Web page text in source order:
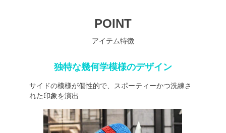
POINT
アイテム特徴
独特な幾何学模様のデザイン
サイドの模様が個性的で、スポーティーかつ洗練さ
れた印象を演出